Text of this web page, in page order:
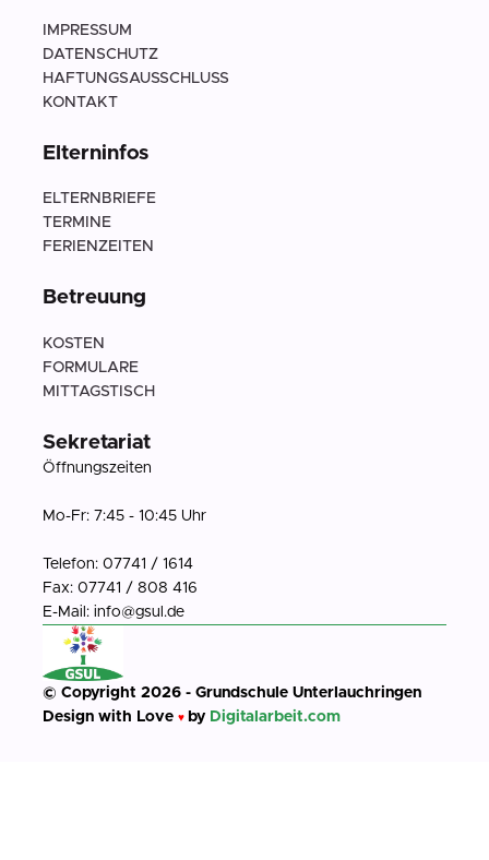
IMPRESSUM
DATENSCHUTZ
HAFTUNGSAUSSCHLUSS
KONTAKT
Elterninfos
ELTERNBRIEFE
TERMINE
FERIENZEITEN
Betreuung
KOSTEN
FORMULARE
MITTAGSTISCH
Sekretariat
Öffnungszeiten
Mo-Fr: 7:45 - 10:45 Uhr
Telefon: 07741 / 1614
Fax: 07741 / 808 416
E-Mail: info@gsul.de
© Copyright 2026 - Grundschule Unterlauchringen
Design with Love♥ by Digitalarbeit.com